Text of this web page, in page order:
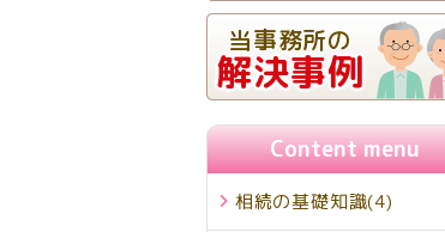
当事務所の
解決事例
Content menu
相続の基礎知識(4)